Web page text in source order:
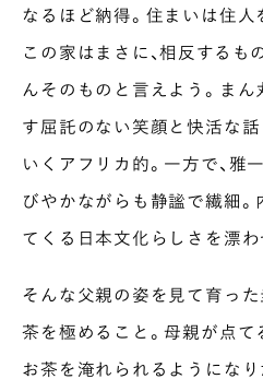
なるほど納得。住まいは住人
この家はまさに、相反するも
んそのものと言えよう。ま
す屈託のない笑顔と快活な話
いくアフリカ的。一方で、雅
びやかながらも静謐で繊細
てくる日本文化らしさを漂わ
そんな父親の姿を見て育っ
茶を極めること。母親が点て
お茶を淹れられるようにな